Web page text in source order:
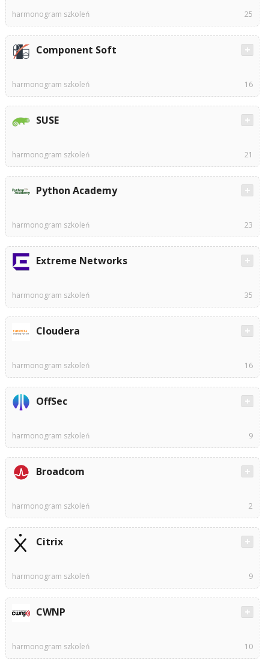
harmonogram szkoleń 25
Component Soft
harmonogram szkoleń 16
SUSE
harmonogram szkoleń 21
Python Academy
harmonogram szkoleń 23
Extreme Networks
harmonogram szkoleń 35
Cloudera
harmonogram szkoleń 16
OffSec
harmonogram szkoleń 9
Broadcom
harmonogram szkoleń 2
Citrix
harmonogram szkoleń 9
CWNP
harmonogram szkoleń 10